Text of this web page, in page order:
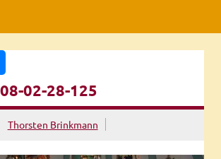
02-28-125
Thorsten Brinkmann